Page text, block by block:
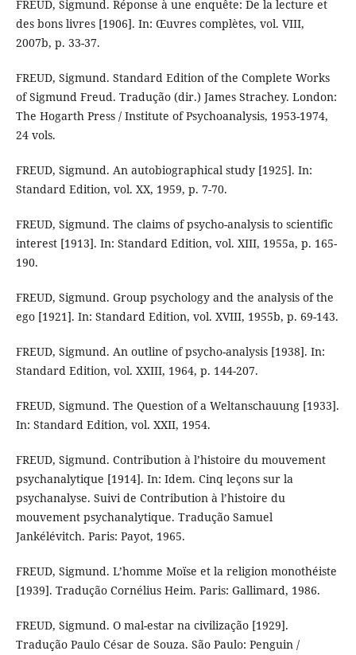
FREUD, Sigmund. Réponse à une enquête: De la lecture et
des bons livres [1906]. In: Œuvres complètes, vol. VIII,
2007b, p. 33-37.
FREUD, Sigmund. Standard Edition of the Complete Works
of Sigmund Freud. Tradução (dir.) James Strachey. London:
The Hogarth Press / Institute of Psychoanalysis, 1953-1974,
24 vols.
FREUD, Sigmund. An autobiographical study [1925]. In:
Standard Edition, vol. XX, 1959, p. 7-70.
FREUD, Sigmund. The claims of psycho-analysis to scientific
interest [1913]. In: Standard Edition, vol. XIII, 1955a, p. 165-
190.
FREUD, Sigmund. Group psychology and the analysis of the
ego [1921]. In: Standard Edition, vol. XVIII, 1955b, p. 69-143.
FREUD, Sigmund. An outline of psycho-analysis [1938]. In:
Standard Edition, vol. XXIII, 1964, p. 144-207.
FREUD, Sigmund. The Question of a Weltanschauung [1933].
In: Standard Edition, vol. XXII, 1954.
FREUD, Sigmund. Contribution à l’histoire du mouvement
psychanalytique [1914]. In: Idem. Cinq leçons sur la
psychanalyse. Suivi de Contribution à l’histoire du
mouvement psychanalytique. Tradução Samuel
Jankélévitch. Paris: Payot, 1965.
FREUD, Sigmund. L’homme Moïse et la religion monothéiste
[1939]. Tradução Cornélius Heim. Paris: Gallimard, 1986.
FREUD, Sigmund. O mal-estar na civilização [1929].
Tradução Paulo César de Souza. São Paulo: Penguin /